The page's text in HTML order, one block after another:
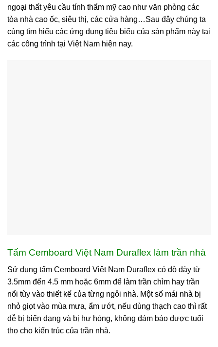
ngoại thất yêu cầu tính thẩm mỹ cao như văn phòng các
tòa nhà cao ốc, siêu thị, các cửa hàng…Sau đây chúng ta
cùng tìm hiểu các ứng dụng tiêu biểu của sản phẩm này tại
các công trình tại Việt Nam hiện nay.
Tấm Cemboard Việt Nam Duraflex làm trần nhà
Sử dụng tấm Cemboard Việt Nam Duraflex có độ dày từ
3.5mm đến 4.5 mm hoặc 6mm để làm trần chìm hay trần
nổi tùy vào thiết kế của từng ngôi nhà. Một số mái nhà bị
nhỏ giọt vào mùa mưa, ẩm ướt, nếu dùng thạch cao thì rất
dễ bị biến dạng và bị hư hỏng, không đảm bảo được tuổi
thọ cho kiến trúc của trần nhà.